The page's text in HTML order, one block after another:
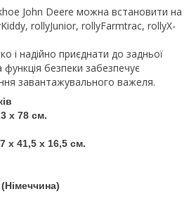
John Deere можна встановити на
rollyJunior, rollyFarmtrac, rollyX-
і надійно приєднати до задньої
безпеки забезпечує
завантажувального важеля.
х 78 см.
х 41,5 х 16,5 см.